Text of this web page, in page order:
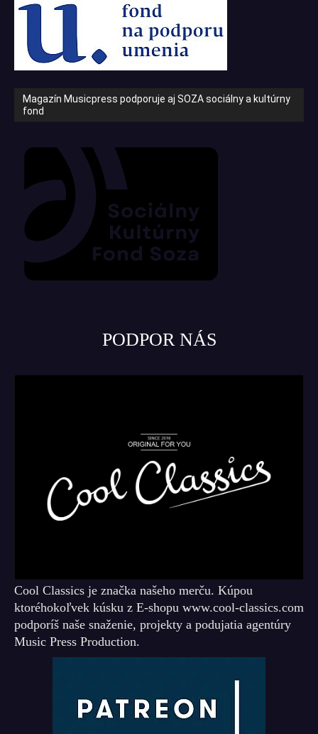
Magazín Musicpress podporuje aj SOZA sociálny a kultúrny
fond
PODPOR NÁS
Cool Classics je značka našeho merču. Kúpou
ktoréhokoľvek kúsku z E-shopu www.cool-classics.com
podporíš naše snaženie, projekty a podujatia agentúry
Music Press Production.